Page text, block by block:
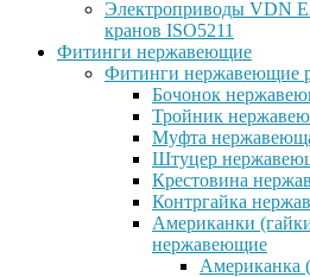
Электроприводы VDN
кранов ISO5211
Фитинги нержавеющие
Фитинги нержавеющие
Бочонок
Тройник
Муфта
Штуцер
Крестовина
Контргайка
Американки
нержавеющие
Американка